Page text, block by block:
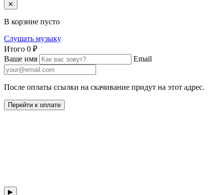
✕
В корзине пусто
Слушать музыку
Итого 0 ₽
Ваше имя
Email
После оплаты ссылки на скачивание придут на этот адрес.
Перейти к оплате
▶